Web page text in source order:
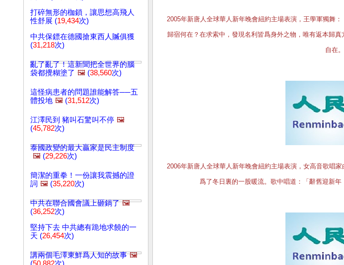
打碎無形的枷鎖，讓思想高飛人
性舒展 (19,434次)
中共保鏢在德國搶東西人贓俱獲
(31,218次)
亂了亂了！這新聞把全世界的腦
袋都攪糊塗了 🖼️ (38,560次)
這怪病患者的問題誰能解答──五
體投地 🖼️ (31,512次)
江澤民到 豬叫石驚叫不停 🖼️
(45,782次)
泰國政變的最大贏家是民主制度
🖼️ (29,226次)
簡潔的重拳！一份讓我震撼的證
詞 🖼️ (35,220次)
中共在聯合國會議上砸鍋了 🖼️
(36,252次)
堅持下去 中共總有跪地求饒的一
天 (26,454次)
講兩個毛澤東鮮爲人知的故事 🖼️
2005年新唐人全球華人新年晚會紐約主場表演，王學軍獨舞
歸宿何在？在求索中，發現名利皆爲身外之物，唯有返本歸
自在。
2006年新唐人全球華人新年晚會紐約主場表演，女高音歌唱
爲了冬日裏的一股暖流。歌中唱道：「辭舊迎新年